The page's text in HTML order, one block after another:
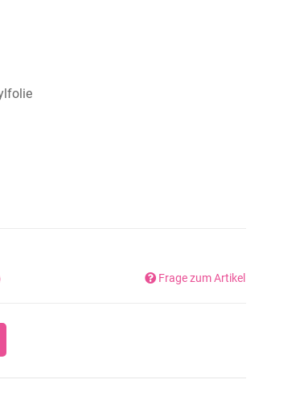
Frage zum Artikel